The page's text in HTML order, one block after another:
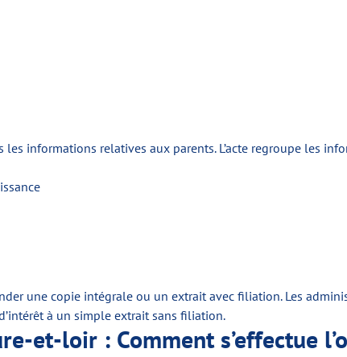
les informations relatives aux parents. L’acte regroupe les
une copie intégrale ou un extrait avec filiation. Les
à un simple extrait sans filiation.
et-loir : Comment s’effectue